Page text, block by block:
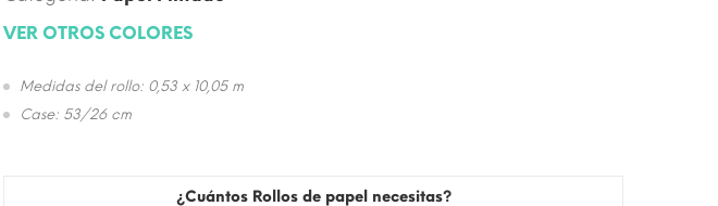
VER OTROS COLORES
Medidas del rollo: 0,53 x 10,05 m
Case: 53/26 cm
¿Cuántos Rollos de papel necesitas?